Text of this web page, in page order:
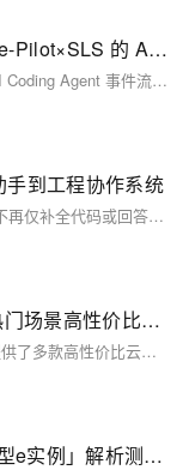
从个人生产力到组织能力：LoongSuite-Pilot×SLS 的 AI Coding 度量实践
本文介绍如何通过 LoongSuite-Pilot 采集异构 AI Coding Agent 事件流，结合 SLS 大盘的 SQL 分析能力，构建从个人使用行为到组织级度量的完整看板，帮助研发团队量化 AI 工具的实际落地效果。
到工程协作系统
AI编程正迈入第三阶段——Agent Harness：AI不再仅补全代码或回答问题，而是深度融入研发全流程——读仓库、改文件、跑测试、连工具、协作者。未来核心在于“可治理的工程协作”，而非单纯自动化。（239字）
阿里云服务器选购参考：个人和企业热门场景高性价比云服务器配置与活动价格
阿里云2026年AI加速季活动为个人与企业用户提供了多款高性价比云服务器。个人站长推荐38元/年轻量应用服务器（2核2G）入门，99元/年经济型e实例和199元/年u1实例满足进阶需求，支持AI应用快速部署。企业用户可根据场景选择：初期展示站推荐经济型e实例或u2i实例，品牌官网选4核8G u2i或g9i，视频购物类选4核16G u2i或8核16G c9i，游戏软件类选8核32G g9i或8核64G r9i。
2026年阿里云99元服务器「ECS经济型e实例」解析测评，超高性价比